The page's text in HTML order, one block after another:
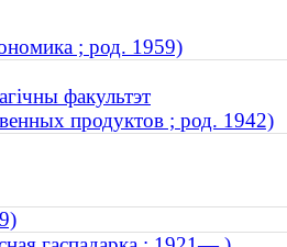
; род. 1959)
факультэт
продуктов ; род. 1942)